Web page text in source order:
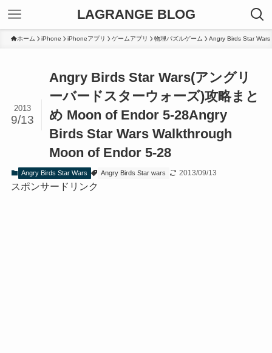
LAGRANGE BLOG
ホーム iPhone iPhoneアプリ ゲームアプリ 物理パズルゲーム Angry Birds Star Wars
Angry Birds Star Wars(アングリ
ーバードスターウォーズ)攻略まと
め Moon of Endor 5-28Angry
Birds Star Wars Walkthrough
Moon of Endor 5-28
2013
9/13
Angry Birds Star Wars Angry Birds Star wars 2013/09/13
スポンサードリンク